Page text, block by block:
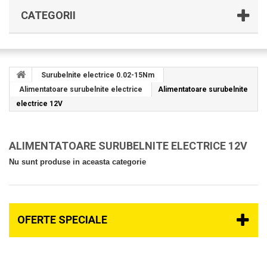
CATEGORII
Surubelnite electrice 0.02-15Nm
Alimentatoare surubelnite electrice
Alimentatoare surubelnite
electrice 12V
ALIMENTATOARE SURUBELNITE ELECTRICE 12V
Nu sunt produse in aceasta categorie
OFERTE SPECIALE